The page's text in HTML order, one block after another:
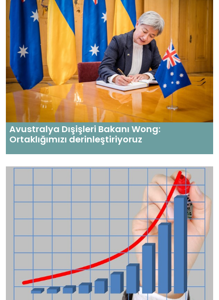
Avustralya Dışişleri Bakanı Wong:
Ortaklığımızı derinleştiriyoruz